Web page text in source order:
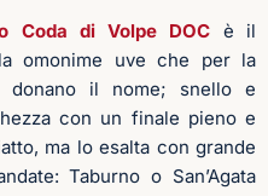
Coda di Volpe DOC è il
omonime uve che per la
il nome; snello e
con un finale pieno e
ma lo esalta con grande
Taburno o San’Agata